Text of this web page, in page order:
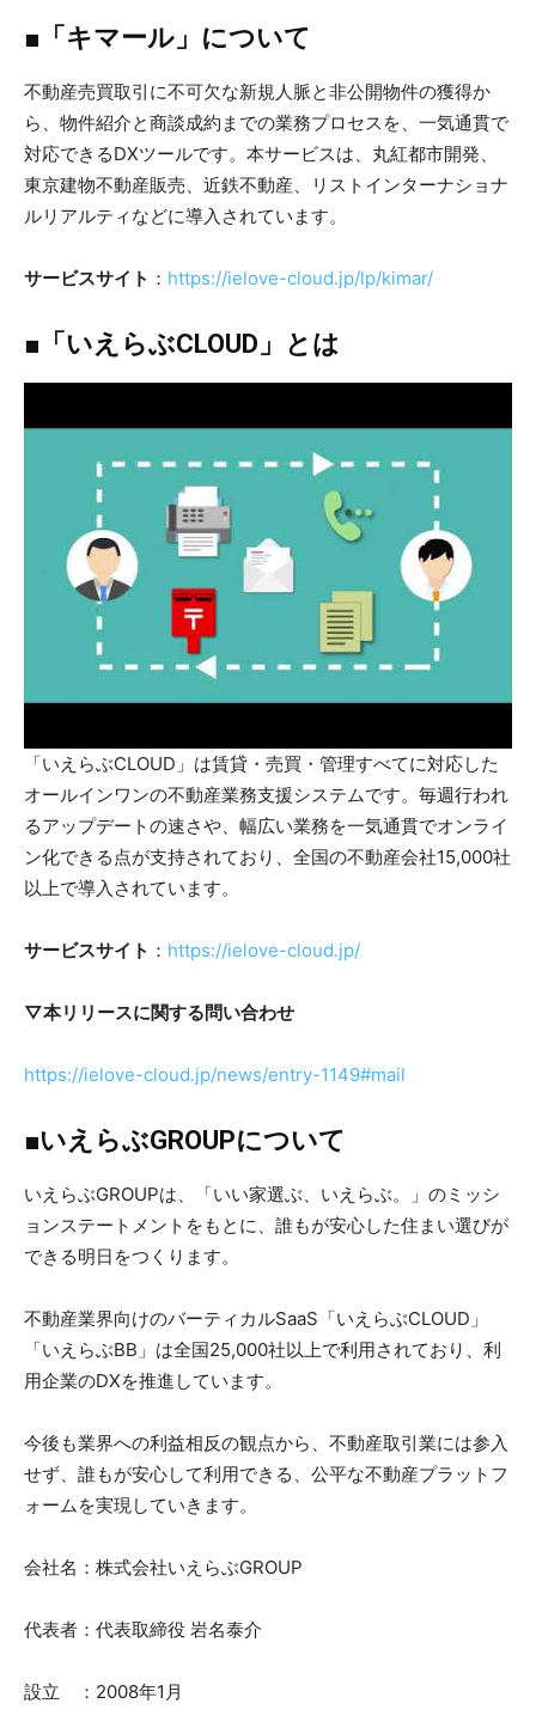
■「キマール」について
不動産売買取引に不可欠な新規人脈と非公開物件の獲得か
ら、物件紹介と商談成約までの業務プロセスを、一気通貫で
対応できるDXツールです。本サービスは、丸紅都市開発、
東京建物不動産販売、近鉄不動産、リストインターナショナ
ルリアルティなどに導入されています。
サービスサイト ： https://ielove-cloud.jp/lp/kimar/
■「いえらぶCLOUD」とは
「いえらぶCLOUD」は賃貸・売買・管理すべてに対応した
オールインワンの不動産業務支援システムです。毎週行われ
るアップデートの速さや、幅広い業務を一気通貫でオンライ
ン化できる点が支持されており、全国の不動産会社15,000社
以上で導入されています。
サービスサイト ： https://ielove-cloud.jp/
▽本リリースに関する問い合わせ
https://ielove-cloud.jp/news/entry-1149#mail
■いえらぶGROUPについて
いえらぶGROUPは、「いい家選ぶ、いえらぶ。」のミッシ
ョンステートメントをもとに、誰もが安心した住まい選びが
できる明日をつくります。
不動産業界向けのバーティカルSaaS「いえらぶCLOUD」
「いえらぶBB」は全国25,000社以上で利用されており、利
用企業のDXを推進しています。
今後も業界への利益相反の観点から、不動産取引業には参入
せず、誰もが安心して利用できる、公平な不動産プラットフ
ォームを実現していきます。
会社名：株式会社いえらぶGROUP
代表者：代表取締役 岩名泰介
設立 ：2008年1月